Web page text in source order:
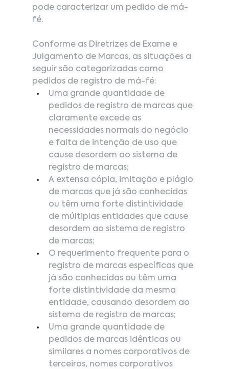
pode caracterizar um pedido de má-
fé.
Conforme as Diretrizes de Exame e
Julgamento de Marcas, as situações a
seguir são categorizadas como
pedidos de registro de má-fé:
Uma grande quantidade de
pedidos de registro de marcas que
claramente excede as
necessidades normais do negócio
e falta de intenção de uso que
cause desordem ao sistema de
registro de marcas;
A extensa cópia, imitação e plágio
de marcas que já são conhecidas
ou têm uma forte distintividade
de múltiplas entidades que cause
desordem ao sistema de registro
de marcas;
O requerimento frequente para o
registro de marcas específicas que
já são conhecidas ou têm uma
forte distintividade da mesma
entidade, causando desordem ao
sistema de registro de marcas;
Uma grande quantidade de
pedidos de marcas idênticas ou
similares a nomes corporativos de
terceiros, nomes corporativos